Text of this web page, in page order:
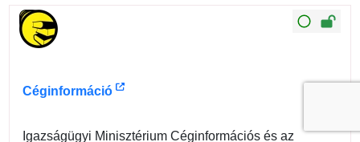
Céginformáció
Igazságügyi Minisztérium Céginformációs és az